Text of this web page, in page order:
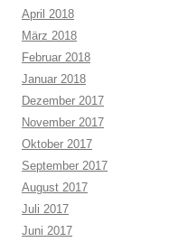
April 2018
März 2018
Februar 2018
Januar 2018
Dezember 2017
November 2017
Oktober 2017
September 2017
August 2017
Juli 2017
Juni 2017